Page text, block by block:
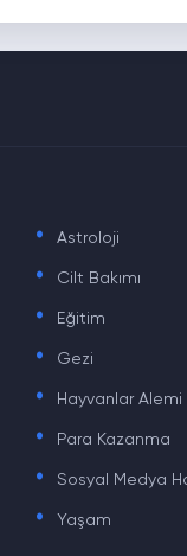
. Astroloji
. Cilt Bakımı
. Eğitim
. Gezi
. Hayvanlar Alemi
. Para Kazanma
. Sosyal Medya
. Yaşam